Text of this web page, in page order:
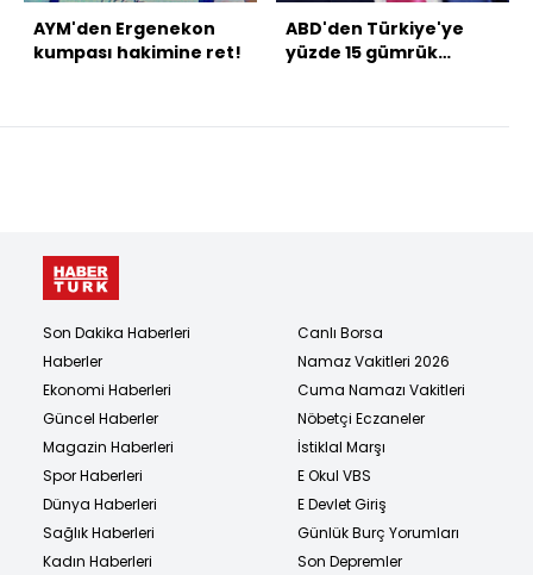
AYM'den Ergenekon
kumpası hakimine ret!
ABD'den Türkiye'ye
yüzde 15 gümrük
Son Dakika Haberleri
Haberler
Ekonomi Haberleri
Güncel Haberler
Magazin Haberleri
Spor Haberleri
Dünya Haberleri
Sağlık Haberleri
Kadın Haberleri
Canlı Borsa
Namaz Vakitleri 2026
Cuma Namazı Vakitleri
Nöbetçi Eczaneler
İstiklal Marşı
E Okul VBS
E Devlet Giriş
Günlük Burç Yorumları
Son Depremler